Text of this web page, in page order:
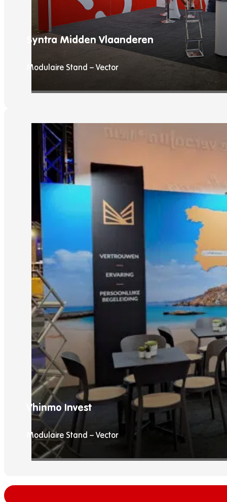
Syntra Midden Vlaanderen
Modulaire Stand – Vector
Vhinmo Invest
Modulaire Stand – Vector